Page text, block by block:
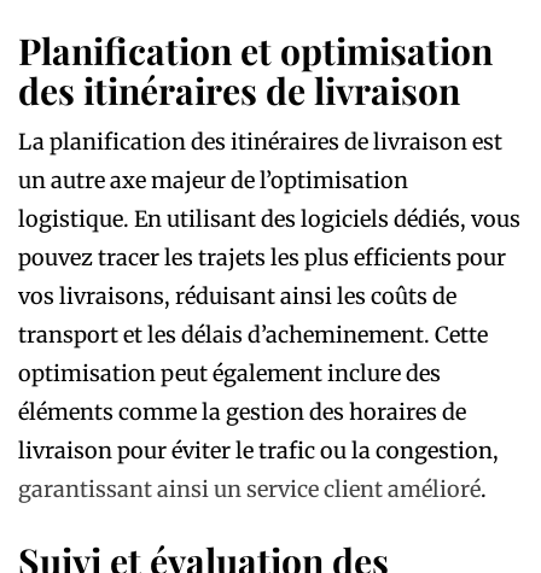
Planification et optimisation
des itinéraires de livraison
La planification des itinéraires de livraison est
un autre axe majeur de l’optimisation
logistique. En utilisant des logiciels dédiés, vous
pouvez tracer les trajets les plus efficients pour
vos livraisons, réduisant ainsi les coûts de
transport et les délais d’acheminement. Cette
optimisation peut également inclure des
éléments comme la gestion des horaires de
livraison pour éviter le trafic ou la congestion,
garantissant ainsi un service client amélioré.
Suivi et évaluation des